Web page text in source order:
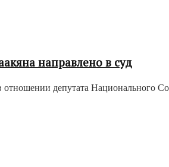
направлено в суд
депутата Национального